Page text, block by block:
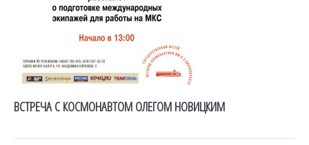
ВСТРЕЧА С КОСМОНАВТОМ ОЛЕГОМ НОВИЦКИМ